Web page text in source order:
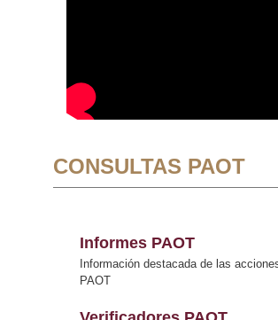
CONSULTAS PAOT
Informes PAOT
Información destacada de las
PAOT